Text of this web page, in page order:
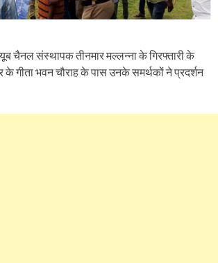
चैनल संस्थापक तीनमार मल्लन्ना के गिरफ्तारी के
के गीता भवन चौराह के पास उनके समर्थकों ने प्रदर्शन